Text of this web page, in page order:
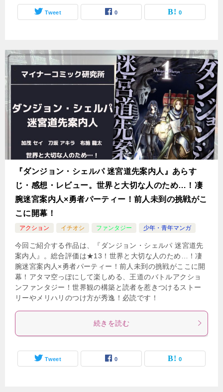
Tweet 0 0
『ダンジョン・シェルパ 迷宮道先案内人』あらす
じ・感想・レビュー。世界と大切な人のため…！凄
腕迷宮案内人×勇者パーティー！前人未到の挑戦がこ
こに開幕！
アクション イチオシ ファンタジー 少年・青年マンガ
今回ご紹介する作品は、『ダンジョン・シェルパ 迷宮道先
案内人』。総合評価は★13！世界と大切な人のため…！凄
腕迷宮案内人×勇者パーティー！前人未到の挑戦がここに開
幕！アタマ空っぽにして楽しめる、王道のバトルアクショ
ンファンタジー！世界観の構築と読者を惹きつけるストー
リーやメリハリのつけ方が秀逸！必読です！
続きを読む
Tweet 0 0